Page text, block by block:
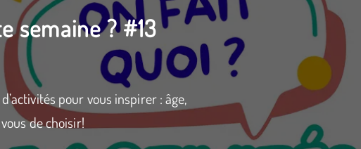
semaine ? #13
pour vous inspirer : âge,
de choisir!